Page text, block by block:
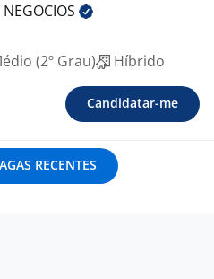
NEGOCIOS
(2º Grau) Híbrido
Candidatar-me
RECENTES